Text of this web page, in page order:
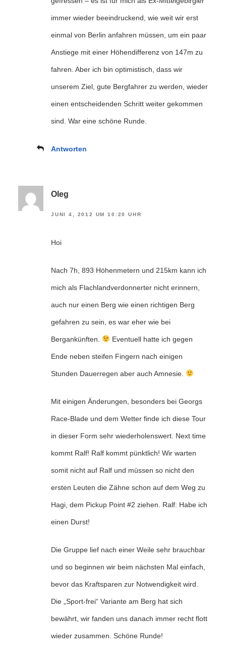
immer wieder beeindruckend, wie weit wir erst
einmal von Berlin anfahren müssen, um ein paar
Anstiege mit einer Höhendifferenz von 147m zu
fahren. Aber ich bin optimistisch, dass wir
unserem Ziel, gute Bergfahrer zu werden, wieder
einen entscheidenden Schritt weiter gekommen
sind. War eine schöne Runde.
Antworten
Oleg
JUNI 4, 2012 UM 10:20 UHR
Hoi
Nach 7h, 893 Höhenmetern und 215km kann ich
mich als Flachlandverdonnerter nicht erinnern,
auch nur einen Berg wie einen richtigen Berg
gefahren zu sein, es war eher wie bei
Bergankünften. Eventuell hatte ich gegen
Ende neben steifen Fingern nach einigen
Stunden Dauerregen aber auch Amnesie.
Mit einigen Änderungen, besonders bei Georgs
Race-Blade und dem Wetter finde ich diese Tour
in dieser Form sehr wiederholenswert. Next time
kommt Ralf! Ralf kommt pünktlich! Wir warten
somit nicht auf Ralf und müssen so nicht den
ersten Leuten die Zähne schon auf dem Weg zu
Hagi, dem Pickup Point #2 ziehen. Ralf: Habe ich
einen Durst!
Die Gruppe lief nach einer Weile sehr brauchbar
und so beginnen wir beim nächsten Mal einfach,
bevor das Kraftsparen zur Notwendigkeit wird.
Die „Sport-frei“ Variante am Berg hat sich
bewährt, wir fanden uns danach immer recht flott
wieder zusammen. Schöne Runde!